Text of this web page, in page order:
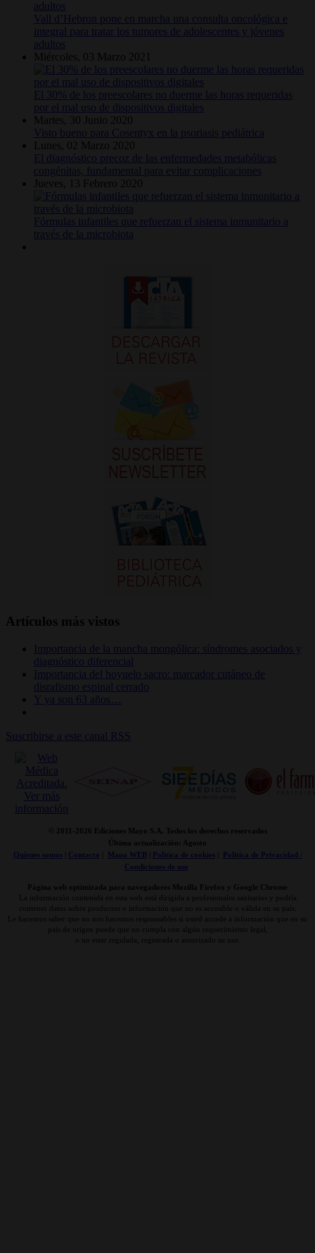
Vall d’Hebron pone en marcha una consulta oncológica e
integral para tratar los tumores de adolescentes y jóvenes
adultos
Miércoles, 03 Marzo 2021
El 30% de los preescolares no duerme las horas requeridas
por el mal uso de dispositivos digitales
Martes, 30 Junio 2020
Visto bueno para Cosentyx en la psoriasis pediátrica
Lunes, 02 Marzo 2020
El diagnóstico precoz de las enfermedades metabólicas
congénitas, fundamental para evitar complicaciones
Jueves, 13 Febrero 2020
Fórmulas infantiles que refuerzan el sistema inmunitario a
través de la microbiota
Artículos más vistos
Importancia de la mancha mongólica: síndromes asociados y
diagnóstico diferencial
Importancia del hoyuelo sacro: marcador cutáneo de
disrafismo espinal cerrado
Y ya son 63 años…
Suscribirse a este canal RSS
© 2011- 2026 Ediciones Mayo S.A. Todos los derechos reservados
Última actualización: Agosto
Quienes somos| Contacto Mapa WEB| Politica de cookies|
Politica de Privacidad /
Condiciones de uso
Página web optimizada para navegadores Mozilla Firefox y Google Chrome
La información contenida en esta web está dirigida a profesionales sanitarios y podría
contener datos sobre productos o información que no es accesible o válida en su país.
Le hacemos saber que no nos hacemos responsables si usted accede a información que en su
país de origen puede que no cumpla con algún requerimiento legal,
o no estar regulada, registrada o autorizado su uso.